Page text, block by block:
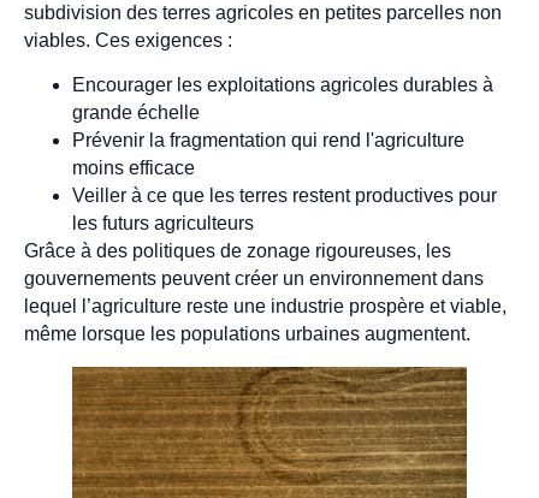
subdivision des terres agricoles en petites parcelles non
viables. Ces exigences :
Encourager les exploitations agricoles durables à
grande échelle
Prévenir la fragmentation qui rend l'agriculture
moins efficace
Veiller à ce que les terres restent productives pour
les futurs agriculteurs
Grâce à des politiques de zonage rigoureuses, les
gouvernements peuvent créer un environnement dans
lequel l’agriculture reste une industrie prospère et viable,
même lorsque les populations urbaines augmentent.